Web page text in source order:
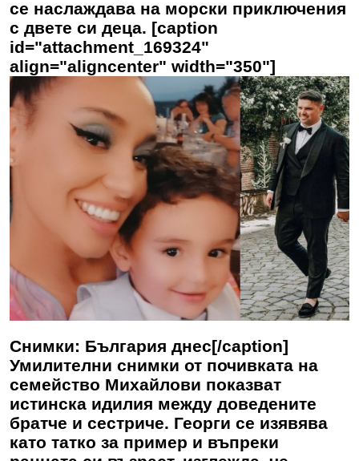
се наслаждава на морски приключения
с двете си деца. [caption
id="attachment_169324"
align="aligncenter" width="350"]
Снимки: България днес[/caption]
Умилителни снимки от почивката на
семейство Михайлови показват
истинска идилия между доведените
братче и сестриче. Георги се изявява
като татко за пример и въпреки